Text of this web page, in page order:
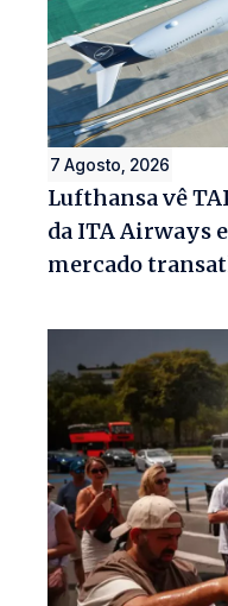
7 Agosto, 2026
Lufthansa vê
da ITA Airways
mercado